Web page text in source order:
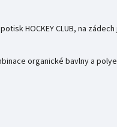
HOCKEY CLUB, na
organické bavlny a